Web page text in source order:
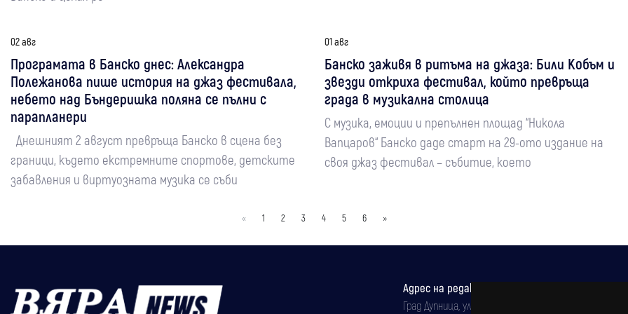
02 авг
Програмата в Банско днес: Александра
Полежанова пише история на джаз фестивала,
небето над Бъндеришка поляна се пълни с
парапланери
Днешният 2 август превръща Банско в сцена без
граници, където екстремните спортове, детските
забавления и виртуозната музика се съби
01 авг
Банско заживя в ритъма на джаза: Били Кобъм и
звезди откриха фестивал, който превръща
града в музикална столица
С музика, емоции и препълнен площад “Никола
Вапцаров“ Банско даде старт на 29-ото издание на
своя джаз фестивал – събитие, което
« 1 2 3 4 5 6 »
Адрес на редакцията
Град Дупница, ул.''Христо Ботев" 43